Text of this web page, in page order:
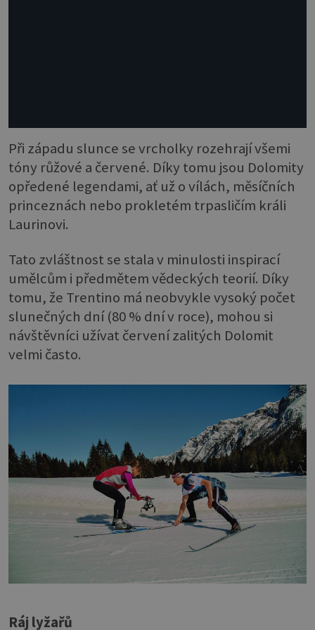
Při západu slunce se vrcholky rozehrají všemi
tóny růžové a červené. Díky tomu jsou Dolomity
opředené legendami, ať už o vílách, měsíčních
princeznách nebo prokletém trpasličím králi
Laurinovi.
Tato zvláštnost se stala v minulosti inspirací
umělcům i předmětem vědeckých teorií. Díky
tomu, že Trentino má neobvykle vysoký počet
slunečných dní (80 % dní v roce), mohou si
návštěvníci užívat červení zalitých Dolomit
velmi často.
Ráj lyžařů